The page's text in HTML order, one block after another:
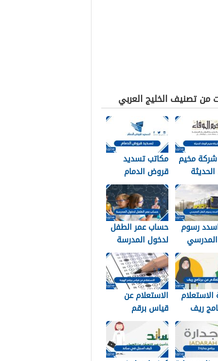
من تصنيف الخليج العربي
شركة مخيم
مكاتب تسديد
قروض الدمام
1448
رسوم
حساب عمر الطفل
لدخول المدرسة
1448
ريف
1448
الاستعلام عن
قياس برقم
الهوية 1448
services.qiyas.s
a